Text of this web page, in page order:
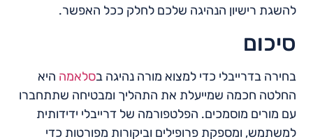
להשגת רישיון הנהיגה שלכם לחלק ככל האפשר.
סיכום
בחירה בדרייבלי כדי למצוא מורה נהיגה בסלאמה היא
החלטה חכמה שמייעלת את התהליך ומבטיחה שתתחברו
עם מורים מוסמכים. הפלטפורמה של דרייבלי ידידותית
למשתמש, ומספקת פרופילים וביקורות מפורטות כדי